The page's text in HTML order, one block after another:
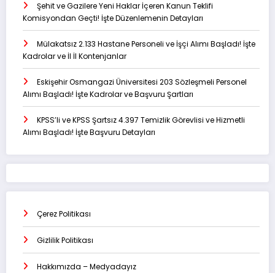
Şehit ve Gazilere Yeni Haklar İçeren Kanun Teklifi
Komisyondan Geçti! İşte Düzenlemenin Detayları
Mülakatsız 2.133 Hastane Personeli ve İşçi Alımı Başladı! İşte
Kadrolar ve İl İl Kontenjanlar
Eskişehir Osmangazi Üniversitesi 203 Sözleşmeli Personel
Alımı Başladı! İşte Kadrolar ve Başvuru Şartları
KPSS’li ve KPSS Şartsız 4.397 Temizlik Görevlisi ve Hizmetli
Alımı Başladı! İşte Başvuru Detayları
Çerez Politikası
Gizlilik Politikası
Hakkımızda – Medyadayız